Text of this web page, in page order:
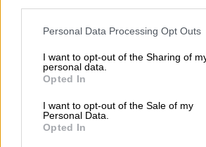
Please note that this website/app uses
not limited to your visit or usage
grant or deny consent to Google and its
use your data for below specified
consent section.
Personal Data Processing Opt Outs
I want to opt-out of the Sharing of
personal data.
Opted In
I want to opt-out of the Sale of my
Personal Data.
Opted In
Δημοσίευμα της New York
ο ηθοποιός αντιμετωπίζει
προηγούμενη κατοικία του,
να οφείλει ενοίκια ύψους
Οι προτάσεις που
υψηλές απαιτήσεις